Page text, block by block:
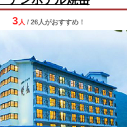
3 人 / 26人がおすすめ！